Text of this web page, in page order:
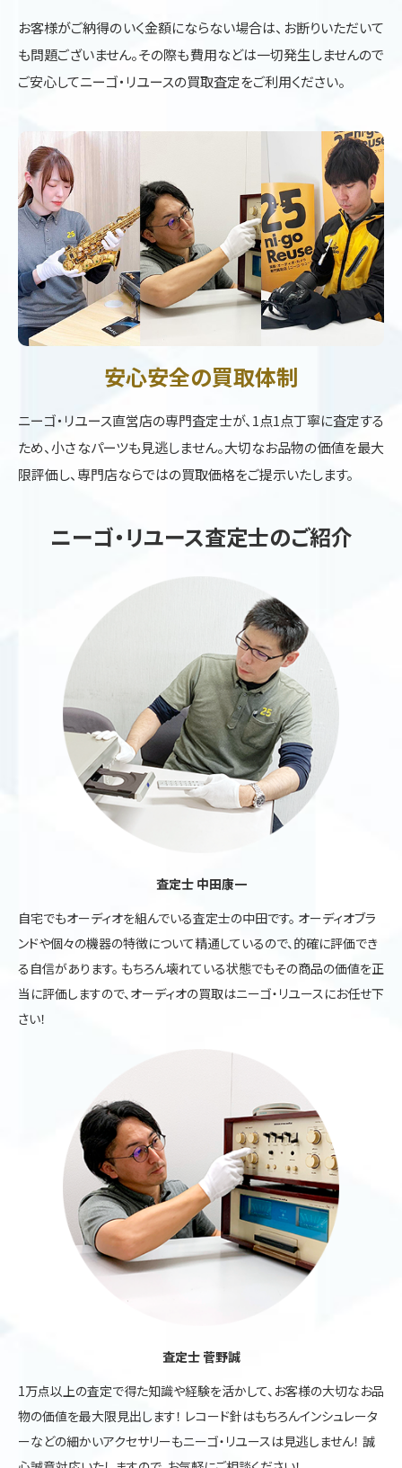
お客様がご納得のいく金額にならない場合は、お断りいただいて
も問題ございません。その際も費用などは一切発生しませんので
ご安心してニーゴ・リユースの買取査定をご利用ください。
安心安全の買取体制
ニーゴ・リユース直営店の専門査定士が、1点1点丁寧に査定する
ため、小さなパーツも見逃しません。大切なお品物の価値を最大
限評価し、専門店ならではの買取価格をご提示いたします。
ニーゴ・リユース査定士のご紹介
査定士 中田康一
自宅でもオーディオを組んでいる査定士の中田です。 オーディオブラ
ンドや個々の機器の特徴について精通しているので、的確に評価でき
る自信があります。 もちろん壊れている状態でもその商品の価値を正
当に評価しますので、オーディオの買取はニーゴ・リユースにお任せ下
さい！
査定士 菅野誠
1万点以上の査定で得た知識や経験を活かして、お客様の大切なお品
物の価値を最大限見出します！ レコード針はもちろんインシュレータ
ーなどの細かいアクセサリーもニーゴ・リユースは見逃しません！ 誠